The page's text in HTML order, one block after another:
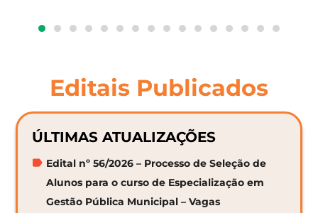
Editais Publicados
ÚLTIMAS ATUALIZAÇÕES
Edital nº 56/2026 – Processo de Seleção de
Alunos para o curso de Especialização em
Gestão Pública Municipal – Vagas